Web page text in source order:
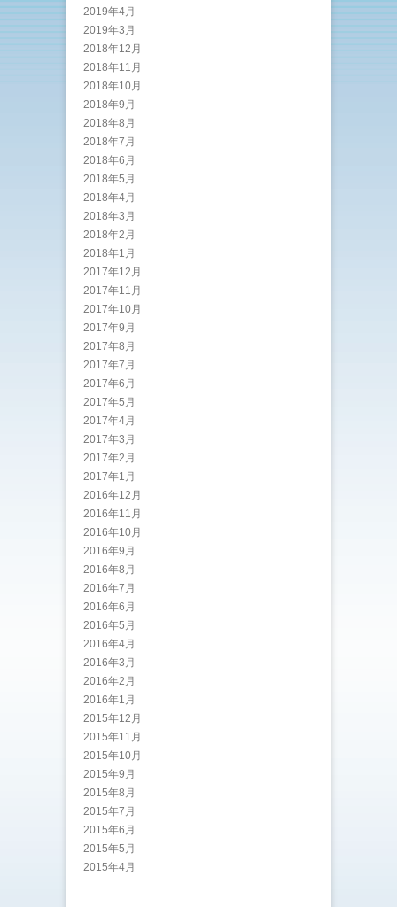
2019年4月
2019年3月
2018年12月
2018年11月
2018年10月
2018年9月
2018年8月
2018年7月
2018年6月
2018年5月
2018年4月
2018年3月
2018年2月
2018年1月
2017年12月
2017年11月
2017年10月
2017年9月
2017年8月
2017年7月
2017年6月
2017年5月
2017年4月
2017年3月
2017年2月
2017年1月
2016年12月
2016年11月
2016年10月
2016年9月
2016年8月
2016年7月
2016年6月
2016年5月
2016年4月
2016年3月
2016年2月
2016年1月
2015年12月
2015年11月
2015年10月
2015年9月
2015年8月
2015年7月
2015年6月
2015年5月
2015年4月